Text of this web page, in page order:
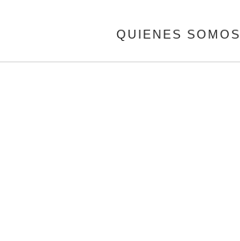
QUIENES SOMOS